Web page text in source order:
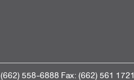
558-6888 Fax: (662) 561 1721